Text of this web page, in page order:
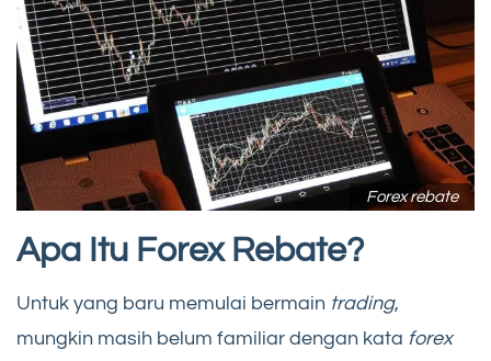
Forex rebate
Apa Itu Forex Rebate?
Untuk yang baru memulai bermain trading,
mungkin masih belum familiar dengan kata forex